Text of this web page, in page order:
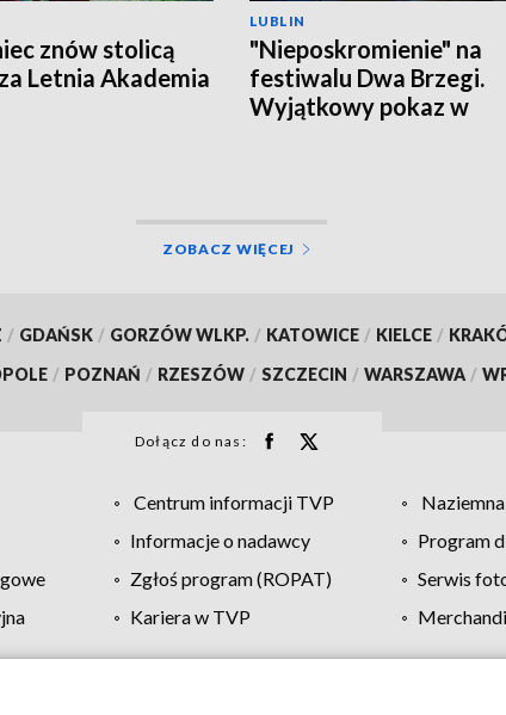
znów stolicą
Letnia Akademia
LUBLIN
"Nieposkromienie" na
festiwalu Dwa Brzegi.
Wyjątkowy pokaz w
ZOBACZ WIĘCEJ
/ GDAŃSK / GORZÓW WLKP. / KATOWICE / KIELCE /
/ POZNAŃ / RZESZÓW / SZCZECIN / WARSZAWA /
Dołącz do nas:
Centrum informacji TVP
Informacje o nadawcy
Program
Zgłoś program (ROPAT)
Serwis
Kariera w TVP